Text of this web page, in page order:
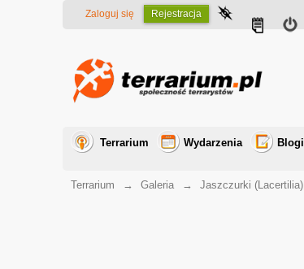
Zaloguj się Rejestracja
Terrarium Wydarzenia Blogi
Terrarium
→ Galeria → Jaszczurki (Lacertilia)